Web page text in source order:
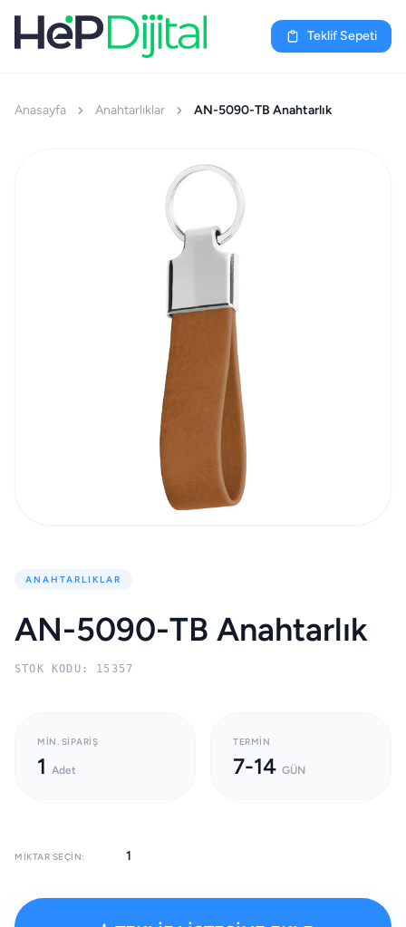
Teklif Sepeti
Anasayfa Anahtarlıklar AN-5090-TB Anahtarlık
ANAHTARLIKLAR
AN-5090-TB Anahtarlık
STOK KODU: 15357
MIN. SIPARIŞ
1 Adet
TERMIN
7-14 GÜN
MIKTAR SEÇIN: